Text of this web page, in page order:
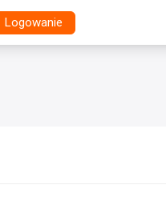
Logowanie